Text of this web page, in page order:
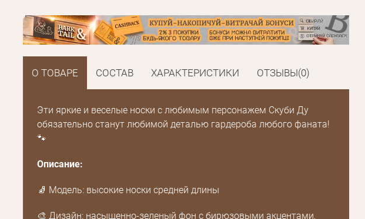
О ТОВАРЕ СОСТАВ ХАРАКТЕРИСТИКИ ОТЗЫВЫ(0)
Эти яркие и веселые носки с любимым персонажем Скуби Ду
обязательно станут любимой деталью гардероба любого фаната!
🐾
Описание:
🧦 Модель: высокие носки средней длины
🎨 Дизайн: насыщенно-зеленый фон с бирюзовыми акцентами,